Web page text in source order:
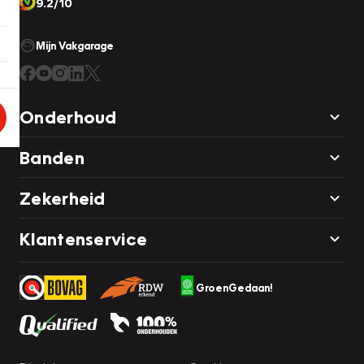
Mijn Vakgarage
Onderhoud
Banden
Zekerheid
Klantenservice
GroenGedaan!